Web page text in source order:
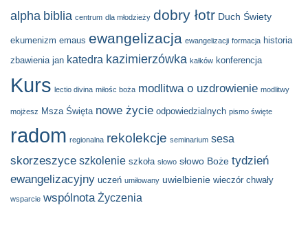
alpha biblia centrum dla młodzieży dobry łotr Duch Świety
ekumenizm emaus ewangelizacja ewangelizacji formacja historia
zbawienia jan katedra kazimierzówka kałków konferencja
Kurs lectio divina miłośc boża modlitwa o uzdrowienie modlitwy
mojżesz Msza Święta nowe życie odpowiedzialnych pismo święte
radom regionalna rekolekcje seminarium sesa
skorzeszyce szkolenie szkoła słowo słowo Boże tydzień
ewangelizacyjny uczeń umiłowany uwielbienie wieczór chwały
wsparcie wspólnota Życzenia